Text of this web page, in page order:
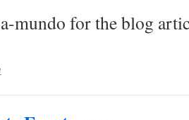
mundo for the blog